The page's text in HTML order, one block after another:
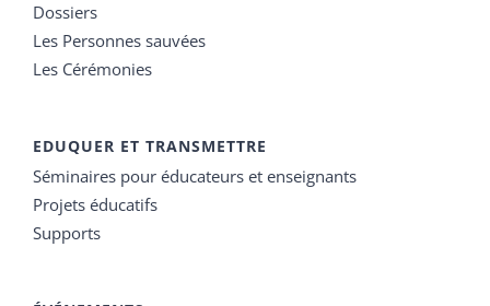
Dossiers
Les Personnes sauvées
Les Cérémonies
EDUQUER ET TRANSMETTRE
Séminaires pour éducateurs et enseignants
Projets éducatifs
Supports